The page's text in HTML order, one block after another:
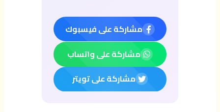
مشاركة على فيسبوك
مشاركة على واتساب
مشاركة على تويتر